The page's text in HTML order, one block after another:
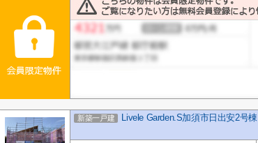
新築一戸建 Livele Garden.S加須市日出安2号棟